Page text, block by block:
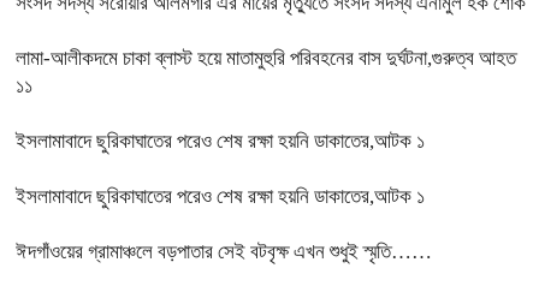
লামা-আলীকদমে চাকা ব্লাস্ট হয়ে মাতামুহুরি পরিবহনের বাস দুর্ঘটনা,গুরুত্ব আহত
১১
ইসলামাবাদে ছুরিকাঘাতের পরেও শেষ রক্ষা হয়নি ডাকাতের,আটক ১
ইসলামাবাদে ছুরিকাঘাতের পরেও শেষ রক্ষা হয়নি ডাকাতের,আটক ১
ঈদগাঁওয়ের গ্রামাঞ্চলে বড়পাতার সেই বটবৃক্ষ এখন শুধুই স্মৃতি……